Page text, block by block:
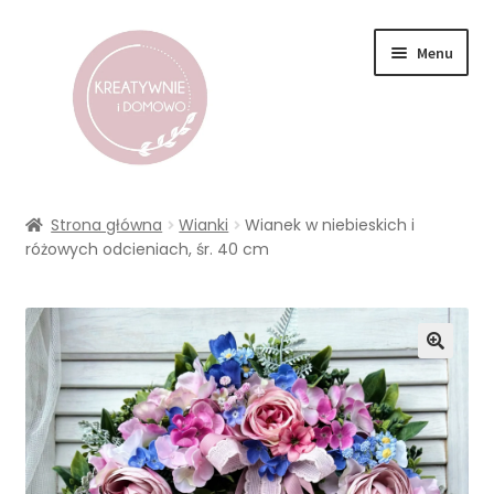
nawigacji
treści
Menu
Sklep
Wianki
Kompozycje kwiatowe
Flower box
Dek. nagrobne
Strona główna Wianki
Wianek w niebieskich i
różowych odcieniach, śr. 40 cm